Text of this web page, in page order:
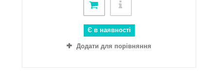
Є в наявності
Додати для порівняння